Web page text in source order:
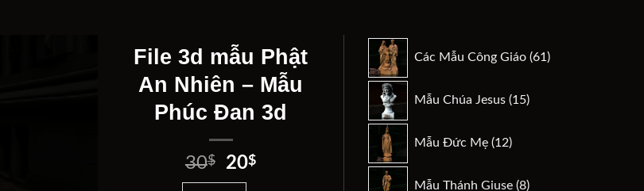
File 3d mẫu Phật
An Nhiên – Mẫu
Phúc Đan 3d
30$
Giá
gốc
20$Giá
Các Mẫu Công Giáo 61
sản
Mẫu Chúa Jesus 15
sản
Mẫu Đức Mẹ 12
sản
Mẫu Thánh Giuse 8